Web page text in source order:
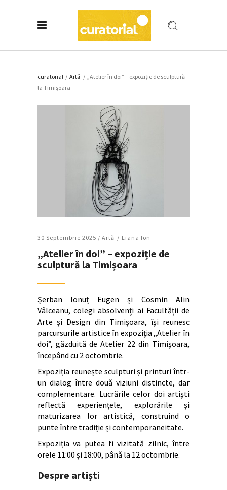
curatorial / Artǎ / „Atelier în doi” – expoziție de sculptură
la Timișoara
30 Septembrie 2025 / Artǎ Liana Ion
„Atelier în doi” – expoziție de
sculptură la Timișoara
Șerban Ionuț Eugen și Cosmin Alin
Vâlceanu, colegi absolvenți ai Facultății de
Arte și Design din Timișoara, își reunesc
parcursurile artistice în expoziția „Atelier în
doi”, găzduită de Atelier 22 din Timișoara,
începând cu 2 octombrie.
Expoziția reunește sculpturi și printuri într-
un dialog între două viziuni distincte, dar
complementare. Lucrările celor doi artiști
reflectă experiențele, explorările și
maturizarea lor artistică, construind o
punte între tradiție și contemporaneitate.
Expoziția va putea fi vizitată zilnic, între
orele 11:00 și 18:00, până la 12 octombrie.
Despre artiști